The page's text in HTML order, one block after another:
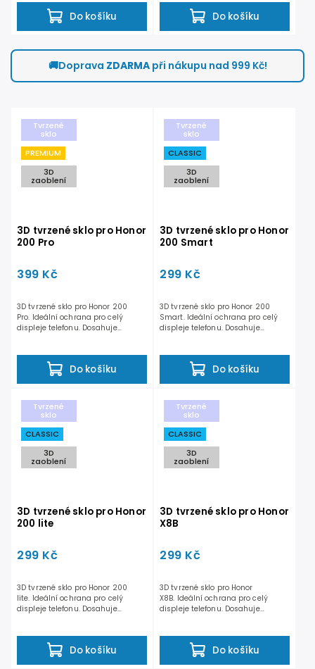
Do košíku Do košíku
🚚Doprava ZDARMApři nákupu nad 999 Kč!
Tvrzené
sklo
PREMIUM
3D
zaoblení
3D tvrzené sklo pro Honor
200 Pro
399 Kč
Do košíku
3D tvrzené sklo pro Honor 200
Pro. Ideální ochrana pro celý
displeje telefonu. Dosahuje
Tvrzené
sklo
CLASSIC
3D
zaoblení
3D tvrzené sklo pro Honor
200 Smart
299 Kč
Do košíku
3D tvrzené sklo pro Honor 200
Smart. Ideální ochrana pro celý
displeje telefonu. Dosahuje
Tvrzené
sklo
CLASSIC
3D
zaoblení
3D tvrzené sklo pro Honor
200 lite
299 Kč
Do košíku
3D tvrzené sklo pro Honor 200
lite. Ideální ochrana pro celý
displeje telefonu. Dosahuje
Tvrzené
sklo
CLASSIC
3D
zaoblení
3D tvrzené sklo pro Honor
X8B
299 Kč
Do košíku
3D tvrzené sklo pro Honor
X8B. Ideální ochrana pro celý
displeje telefonu. Dosahuje